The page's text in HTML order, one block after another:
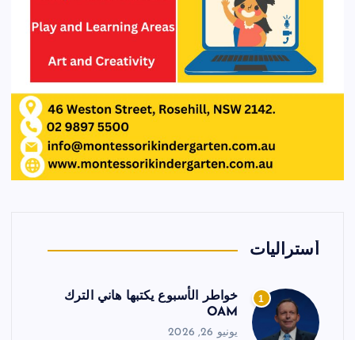
أستراليات
1
خواطر الأسبوع يكتبها هاني الترك
OAM
يونيو 26, 2026